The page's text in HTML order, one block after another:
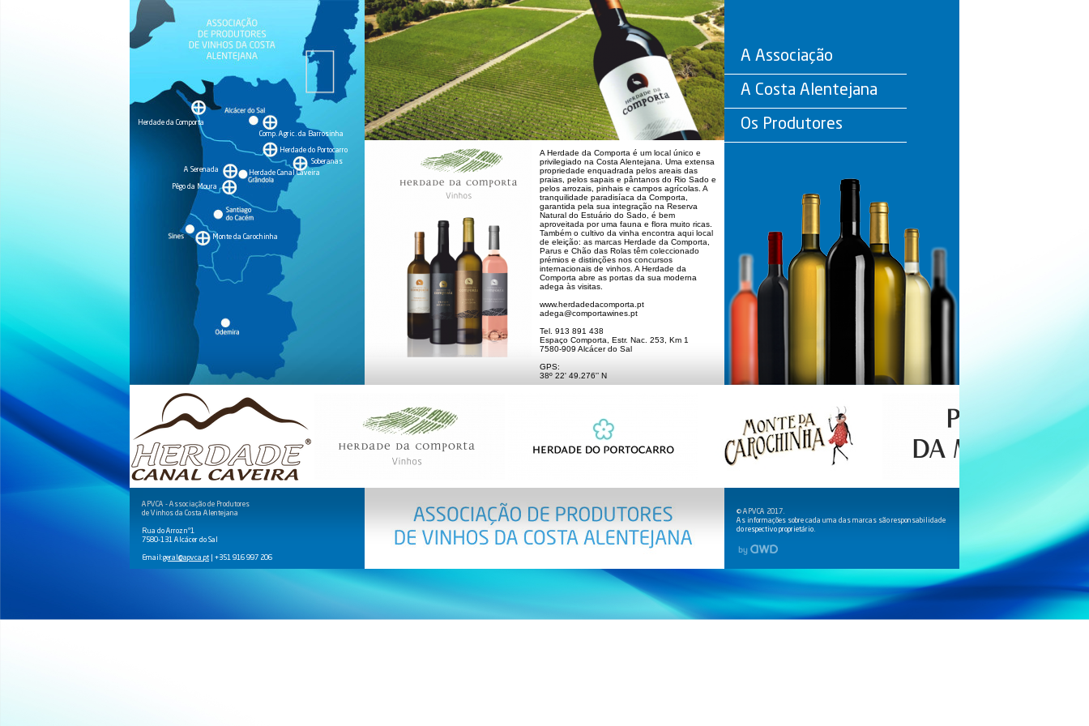
Soberanas
Pêgo da Moura
Herdade da Comporta
Herdade do Portocarro
A Serenada
Comp. Agric. da Barrosinha
Monte da Carochinha
Herdade Canal Caveira
A Herdade da Comporta é um local único e
privilegiado na Costa Alentejana. Uma extensa
propriedade enquadrada pelos areais das
praias, pelos sapais e pântanos do Rio Sado e
pelos arrozais, pinhais e campos agrícolas. A
tranquilidade paradisíaca da Comporta,
garantida pela sua integração na Reserva
Natural do Estuário do Sado, é bem
aproveitada por uma fauna e flora muito ricas.
Também o cultivo da vinha encontra aqui local
de eleição: as marcas Herdade da Comporta,
Parus e Chão das Rolas têm coleccionado
prémios e distinções nos concursos
internacionais de vinhos. A Herdade da
Comporta abre as portas da sua moderna
adega às visitas.
www.herdadedacomporta.pt
adega@comportawines.pt
Tel. 913 891 438
Espaço Comporta, Estr. Nac. 253, Km 1
7580-909 Alcácer do Sal
GPS:
38º 22' 49.276'’ N
8º 48' 12.535'’ W
A Associação
A Costa Alentejana
Os Produtores
APVCA - Associação de Produtores
de Vinhos da Costa Alentejana
Rua do Arroz nº1
7580-131 Alcácer do Sal
Email:geral@apvca.pt | +351 916 997 206
© APVCA 2017.
As informações sobre cada uma das marcas são responsabilidade
do respectivo proprietário.